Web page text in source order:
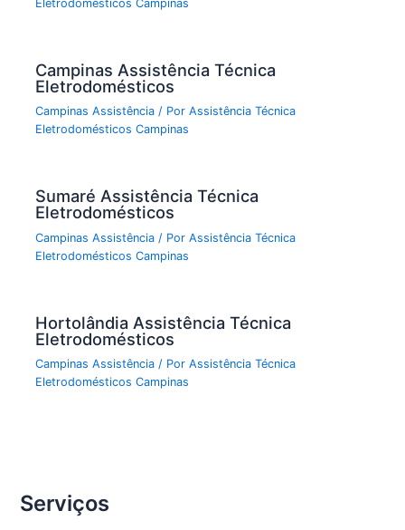
Eletrodomésticos Campinas
Campinas Assistência Técnica
Eletrodomésticos
Campinas Assistência / PorAssistência Técnica
Eletrodomésticos Campinas
Sumaré Assistência Técnica
Eletrodomésticos
Campinas Assistência / PorAssistência Técnica
Eletrodomésticos Campinas
Hortolândia Assistência Técnica
Eletrodomésticos
Campinas Assistência / PorAssistência Técnica
Eletrodomésticos Campinas
Serviços